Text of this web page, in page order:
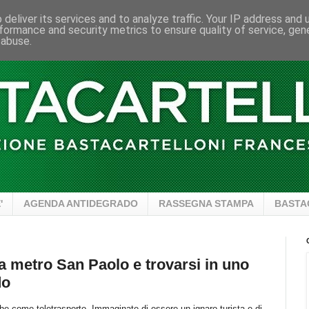
AGENDA ANTIDEGRADO RASSEGNA STAMPA
metro San Paolo e trovarsi in uno
its services and to analyze traffic. Your IP address and
and security metrics to ensure quality of service,